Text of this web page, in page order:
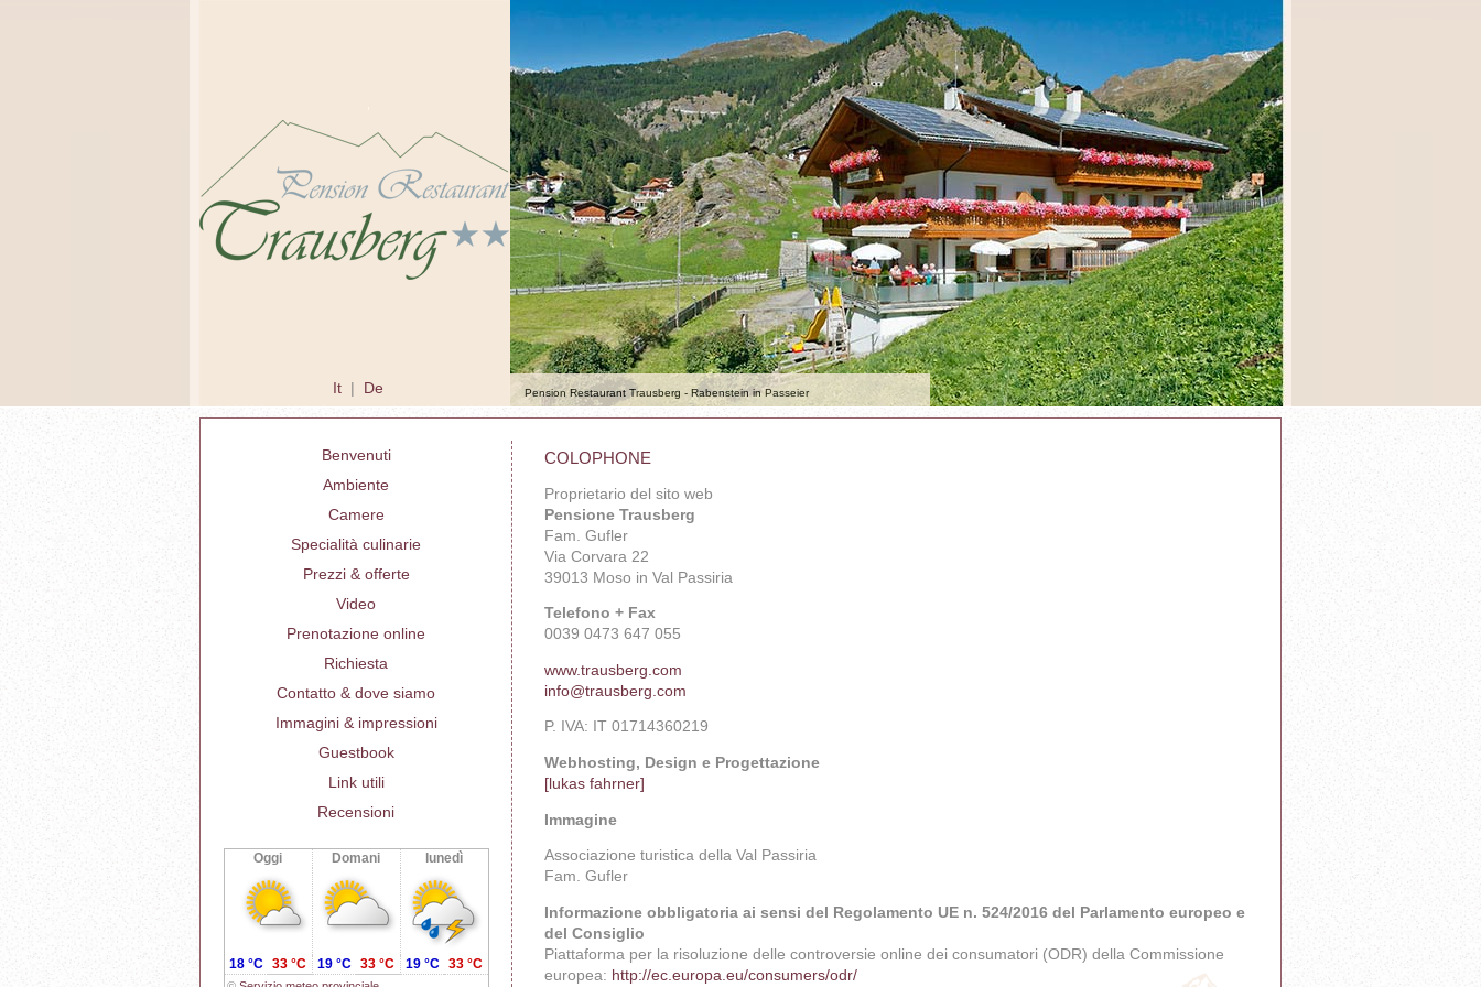
It De
Pension Restaurant Trausberg - Rabenstein in Passeier
Benvenuti
Ambiente
Camere
Specialità culinarie
Prezzi & offerte
Video
Prenotazione online
Richiesta
Contatto & dove siamo
Immagini & impressioni
Guestbook
Link utili
Recensioni
Oggi Domani lunedì
18 °C 33 °C 19 °C 33 °C 19 °C 33 °C
COLOPHONE
Proprietario del sito web
Pensione Trausberg
Fam. Gufler
Via Corvara 22
39013 Moso in Val Passiria
Telefono + Fax
0039 0473 647 055
www.trausberg.com
info@trausberg.com
P. IVA: IT 01714360219
Webhosting, Design e Progettazione
[lukas fahrner]
Immagine
Associazione turistica della Val Passiria
Fam. Gufler
Informazione obbligatoria ai sensi del Regolamento UE n. 524/2016 del Parlamento europeo e
del Consiglio
Piattaforma per la risoluzione delle controversie online dei consumatori (ODR) della Commissione
europea: http://ec.europa.eu/consumers/odr/